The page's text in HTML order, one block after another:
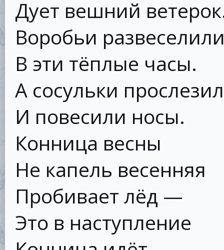
Дует вешний
Воробьи
В эти тёплые часы.
А сосульки
И повесили носы.
Конница весны
Не капель весенняя
Пробивает лёд —
Это в наступление